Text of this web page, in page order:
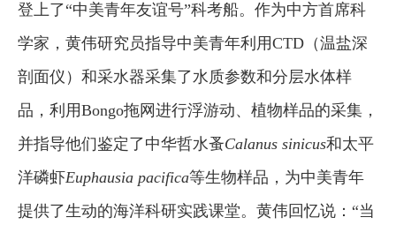
登上了“中美青年友谊号”科考船。作为中方首席科
学家，黄伟研究员指导中美青年利用CTD（温盐深
剖面仪）和采水器采集了水质参数和分层水体样
品，利用Bongo拖网进行浮游动、植物样品的采集，
并指导他们鉴定了中华哲水蚤Calanus sinicus和太平
洋磷虾Euphausia pacifica等生物样品，为中美青年
提供了生动的海洋科研实践课堂。黄伟回忆说：“当